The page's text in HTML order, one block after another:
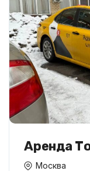
Аренда
без залога
Москва